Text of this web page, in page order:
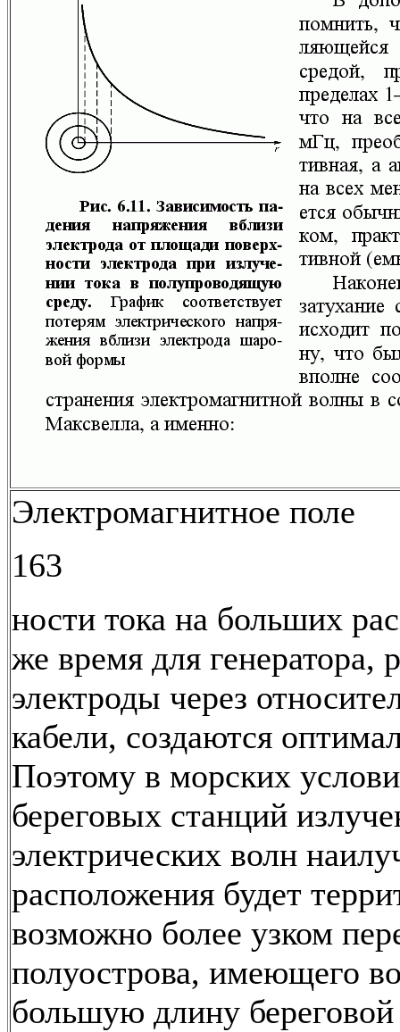
Электромагнитное поле
163
ности тока на больших
же время для генератора,
электроды через
кабели, создаются
Поэтому в морских
береговых станций
электрических волн
расположения будет
возможно более узком
полуострова, имеющего
большую длину